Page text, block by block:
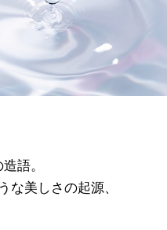
語。
な美しさの起源、